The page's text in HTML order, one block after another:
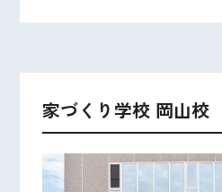
家づくり学校 岡山校